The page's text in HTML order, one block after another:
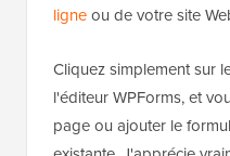
ligneou de votre site
Cliquez simplement sur
l'éditeur WPForms, et
page ou ajouter le